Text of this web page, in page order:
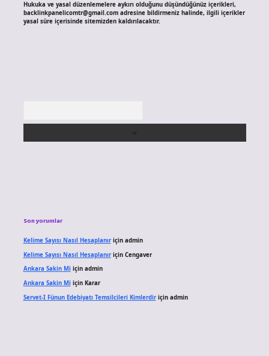
Hukuka ve yasal düzenlemelere aykırı olduğunu düşündüğünüz içerikleri,
backlinkpanelicomtr@gmail.comadresine bildirmeniz halinde, ilgili içerikler
yasal süre içerisinde sitemizden kaldırılacaktır.
Son yorumlar
Kelime Sayısı Nasıl Hesaplanıriçin admin
Kelime Sayısı Nasıl Hesaplanıriçin Cengaver
Ankara Sakin Miiçin admin
Ankara Sakin Miiçin Karar
Servet-I Fünun Edebiyatı Temsilcileri Kimlerdiriçin admin